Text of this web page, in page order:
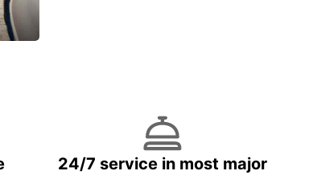
24/7 service in most major